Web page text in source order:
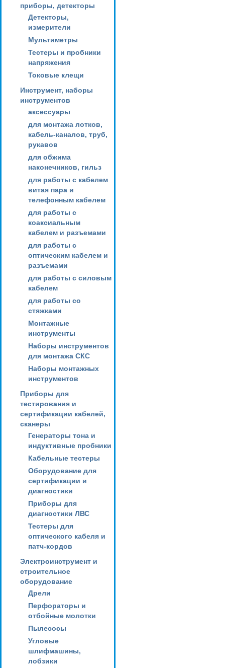
приборы, детекторы
Детекторы,
измерители
Мультиметры
Тестеры и пробники
напряжения
Токовые клещи
Инструмент, наборы
инструментов
аксессуары
для монтажа лотков,
кабель-каналов, труб,
рукавов
для обжима
наконечников, гильз
для работы с кабелем
витая пара и
телефонным кабелем
для работы с
коаксиальным
кабелем и разъемами
для работы с
оптическим кабелем и
разъемами
для работы с силовым
кабелем
для работы со
стяжками
Монтажные
инструменты
Наборы инструментов
для монтажа СКС
Наборы монтажных
инструментов
Приборы для
тестирования и
сертификации кабелей,
сканеры
Генераторы тона и
индуктивные пробники
Кабельные тестеры
Оборудование для
сертификации и
диагностики
Приборы для
диагностики ЛВС
Тестеры для
оптического кабеля и
патч-кордов
Электроинструмент и
строительное
оборудование
Дрели
Перфораторы и
отбойные молотки
Пылесосы
Угловые
шлифмашины,
лобзики